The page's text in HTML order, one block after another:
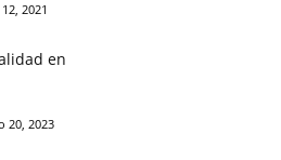
2021
en
20, 2023